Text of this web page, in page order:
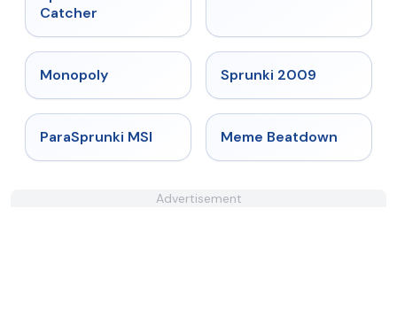
Catcher
Monopoly Sprunki 2009
★
ParaSprunki MSI ★ 4.4
Meme Beatdown
Advertisement